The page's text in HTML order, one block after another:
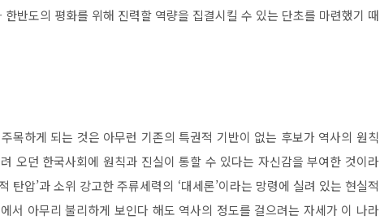
한반도의 평화를 위해 진력할 역량을 집결시킬 수 있는 단초를 마련했기 때
목하게 되는 것은 아무런 기존의 특권적 기반이 없는 후보가 역사의 원칙
오던 한국사회에 원칙과 진실이 통할 수 있다는 자신감을 부여한 것이라
탄압’과 소위 강고한 주류세력의 ‘대세론’이라는 망령에 실려 있는 현실적
서 아무리 불리하게 보인다 해도 역사의 정도를 걸으려는 자세가 이 나라